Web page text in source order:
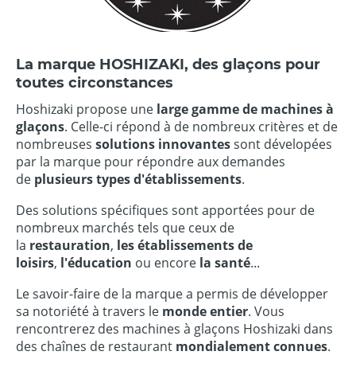
La marque HOSHIZAKI, des glaçons pour
toutes circonstances
Hoshizaki propose une large gamme de machines à
glaçons. Celle-ci répond à de nombreux critères et de
nombreuses solutions innovantessont dévelopées
par la marque pour répondre aux demandes
de plusieurs types d'établissements.
Des solutions spécifiques sont apportées pour de
nombreux marchés tels que ceux de
la restauration, les établissements de
loisirs, l'éducation ou encore la santé...
Le savoir-faire de la marque a permis de développer
sa notoriété à travers le monde entier. Vous
rencontrerez des machines à glaçons Hoshizaki dans
des chaînes de restaurant mondialement connues.